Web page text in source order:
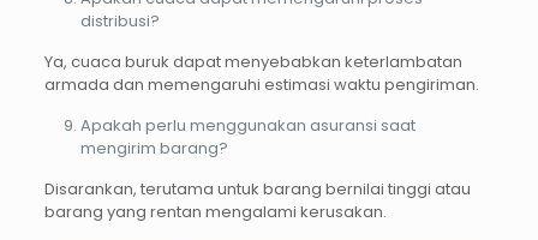
distribusi?
Ya, cuaca buruk dapat menyebabkan keterlambatan
armada dan memengaruhi estimasi waktu pengiriman.
Apakah perlu menggunakan asuransi saat
mengirim barang?
Disarankan, terutama untuk barang bernilai tinggi atau
barang yang rentan mengalami kerusakan.